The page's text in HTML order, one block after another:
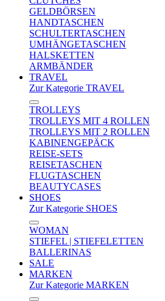
GELDBÖRSEN
HANDTASCHEN
SCHULTERTASCHEN
UMHÄNGETASCHEN
HALSKETTEN
ARMBÄNDER
TRAVEL
Zur Kategorie TRAVEL
TROLLEYS
TROLLEYS MIT 4 ROLLEN
TROLLEYS MIT 2 ROLLEN
KABINENGEPÄCK
REISE-SETS
REISETASCHEN
FLUGTASCHEN
BEAUTYCASES
SHOES
Zur Kategorie SHOES
WOMAN
STIEFEL | STIEFELETTEN
BALLERINAS
SALE
MARKEN
Zur Kategorie MARKEN